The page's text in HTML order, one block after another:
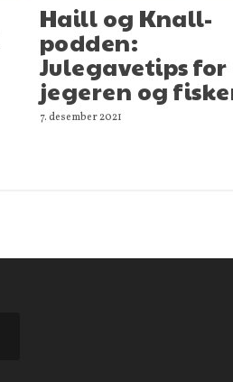
Haill og Knall-
podden:
Julegavetips for
jegeren og
7. desember 2021